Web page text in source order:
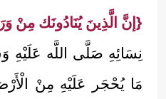
{إنَّ الَّذِينَ يُنَادُونَك مِنْ
نِسَائِهِ صَلَّى اللَّه
مَا يُحْجَر عَلَيْهِ مِنْ